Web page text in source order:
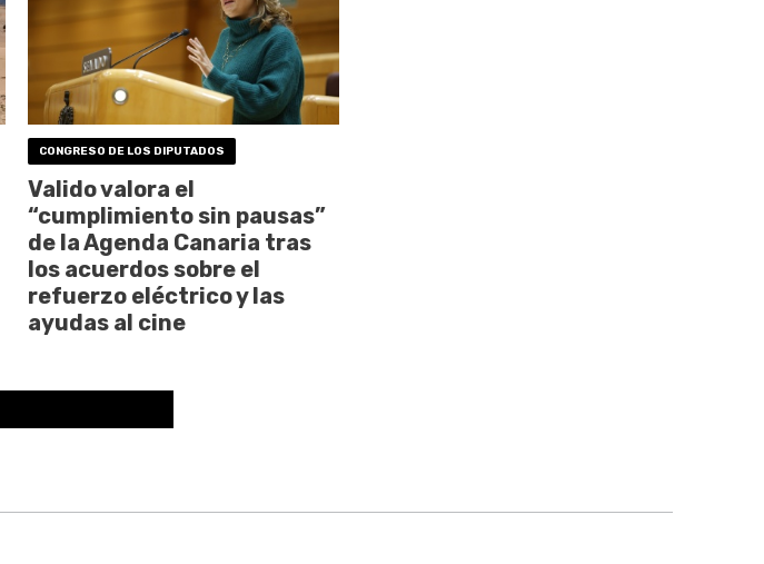
CONGRESO DE LOS DIPUTADOS
Valido valora el
“cumplimiento sin pausas”
de la Agenda Canaria tras
los acuerdos sobre el
refuerzo eléctrico y las
ayudas al cine